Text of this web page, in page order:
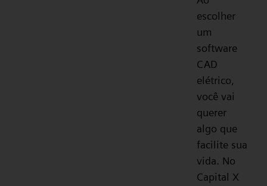
escolher
um
software
CAD
elétrico,
você vai
querer
algo que
facilite sua
vida. No
Capital X